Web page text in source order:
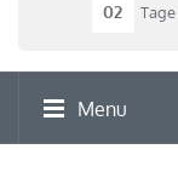
02
Tage
Menu